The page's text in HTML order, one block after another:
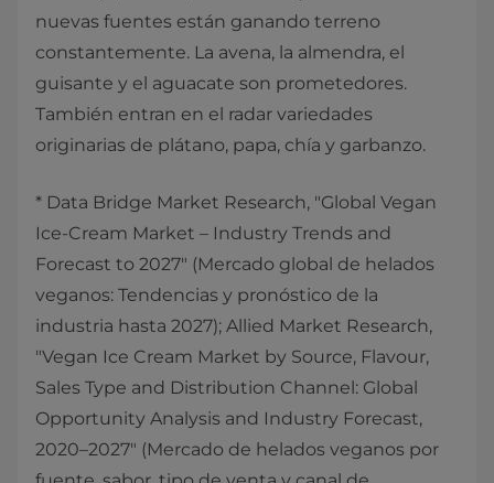
nuevas fuentes están ganando terreno
constantemente. La avena, la almendra, el
guisante y el aguacate son prometedores.
También entran en el radar variedades
originarias de plátano, papa, chía y garbanzo.
* Data Bridge Market Research, "Global Vegan
Ice-Cream Market – Industry Trends and
Forecast to 2027" (Mercado global de helados
veganos: Tendencias y pronóstico de la
industria hasta 2027); Allied Market Research,
"Vegan Ice Cream Market by Source, Flavour,
Sales Type and Distribution Channel: Global
Opportunity Analysis and Industry Forecast,
2020–2027" (Mercado de helados veganos por